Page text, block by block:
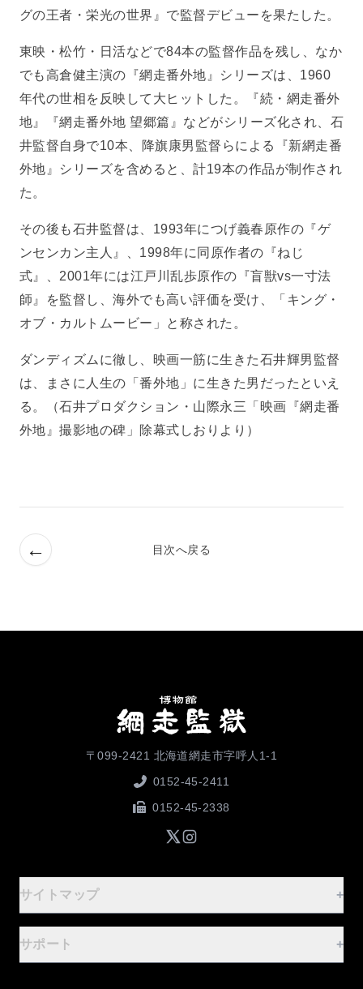
グの王者・栄光の世界』で監督デビューを果たした。
東映・松竹・日活などで84本の監督作品を残し、なか
でも高倉健主演の『網走番外地』シリーズは、1960
年代の世相を反映して大ヒットした。『続・網走番外
地』『網走番外地 望郷篇』などがシリーズ化され、石
井監督自身で10本、降旗康男監督らによる『新網走番
外地』シリーズを含めると、計19本の作品が制作され
た。
その後も石井監督は、1993年につげ義春原作の『ゲ
ンセンカン主人』、1998年に同原作者の『ねじ
式』、2001年には江戸川乱歩原作の『盲獣vs一寸法
師』を監督し、海外でも高い評価を受け、「キング・
オブ・カルトムービー」と称された。
ダンディズムに徹し、映画一筋に生きた石井輝男監督
は、まさに人生の「番外地」に生きた男だったといえ
る。（石井プロダクション・山際永三「映画『網走番
外地』撮影地の碑」除幕式しおりより）
← 目次へ戻る
〒099-2421 北海道網走市字呼人1-1
0152-45-2411
0152-45-2338
サイトマップ +
ご案内
サポート +